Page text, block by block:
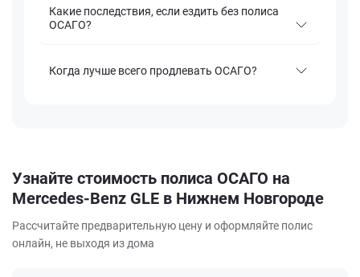
Какие последствия, если ездить без полиса
ОСАГО?
Когда лучше всего продлевать ОСАГО?
Узнайте стоимость полиса ОСАГО на
Mercedes-Benz GLE в Нижнем Новгороде
Рассчитайте предварительную цену и оформляйте полис
онлайн, не выходя из дома